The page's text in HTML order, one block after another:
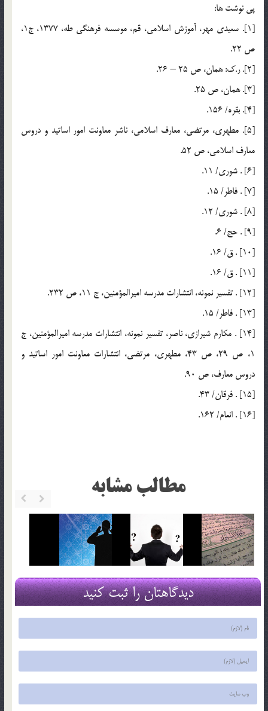
پي نوشت ها:
[1]. سعيدي مهر، آموزش اسلامي، قم، موسسه فرهنگي طه، 1377، ج1،
ص 22.
[2]. ر.ک: همان، ص 25 – 26.
[3]. همان، ص 25.
[4]. بقره/ 156.
[5]. مطهري، مرتضي، معارف اسلامي، ناشر معاونت امور اساتيد و دروس
معارف اسلامي، ص 52.
[6] . شوري/ 11.
[7] . فاطر/ 15.
[8] . شوري/ 12.
[9] . حج/ 6.
[10] . ق/ 16.
[11] . ق/ 16.
[12] . تفسير نمونه، انتشارات مدرسه اميرالمؤمنين، ج 11، ص 232.
[13] . فاطر/ 15.
[14] . مکارم شيرازي، ناصر، تفسير نمونه، انتشارات مدرسه اميرالمؤمنين، ج
1، ص 29، ص 43، مطهري، مرتضي، انتشارات معاونت امور اساتيد و
دروس معارف، ص 90.
[15] . فرقان/ 43.
[16] . انعام/ 162.
مطالب مشابه
دیدگاهتان را ثبت کنید